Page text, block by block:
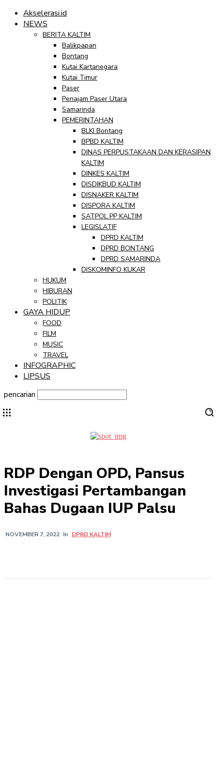
Akselerasi.id
NEWS
BERITA KALTIM
Balikpapan
Bontang
Kutai Kartanegara
Kutai Timur
Paser
Penajam Paser Utara
Samarinda
PEMERINTAHAN
BLKI Bontang
BPBD KALTIM
DINAS PERPUSTAKAAN DAN KERASIPAN
KALTIM
DINKES KALTIM
DISDIKBUD KALTIM
DISNAKER KALTIM
DISPORA KALTIM
SATPOL PP KALTIM
LEGISLATIF
DPRD KALTIM
DPRD BONTANG
DPRD SAMARINDA
DISKOMINFO KUKAR
HUKUM
HIBURAN
POLITIK
GAYA HIDUP
FOOD
FILM
MUSIC
TRAVEL
INFOGRAPHIC
LIPSUS
pencarian
RDP Dengan OPD, Pansus
Investigasi Pertambangan
Bahas Dugaan IUP Palsu
NOVEMBER 7, 2022 In DPRD KALTIM